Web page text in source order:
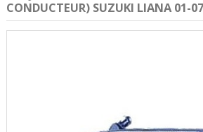
CONDUCTEUR) SUZUKI LIANA 01-07